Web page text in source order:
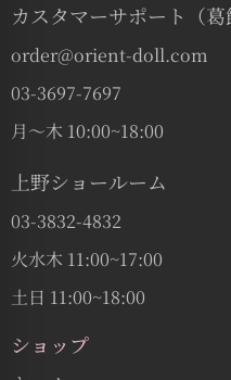
カスタマーサポート（葛
order@orient-doll.com
03-3697-7697
月〜木 10:00~18:00
上野ショールーム
03-3832-4832
火水木 11:00~17:00
土日 11:00~18:00
ショップ